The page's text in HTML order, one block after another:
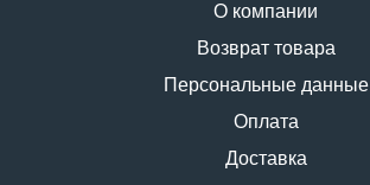
О компании
Возврат товара
Персональные данные
Оплата
Доставка